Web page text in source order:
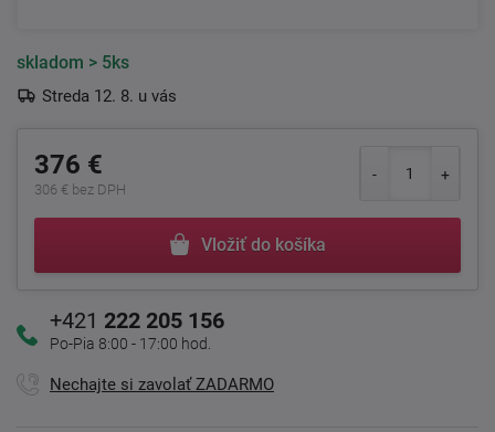
skladom > 5ks
Streda 12. 8. u vás
376 €
306 € bez DPH
Vložiť do košíka
+421 222 205 156
Po-Pia 8:00 - 17:00 hod.
Nechajte si zavolať ZADARMO